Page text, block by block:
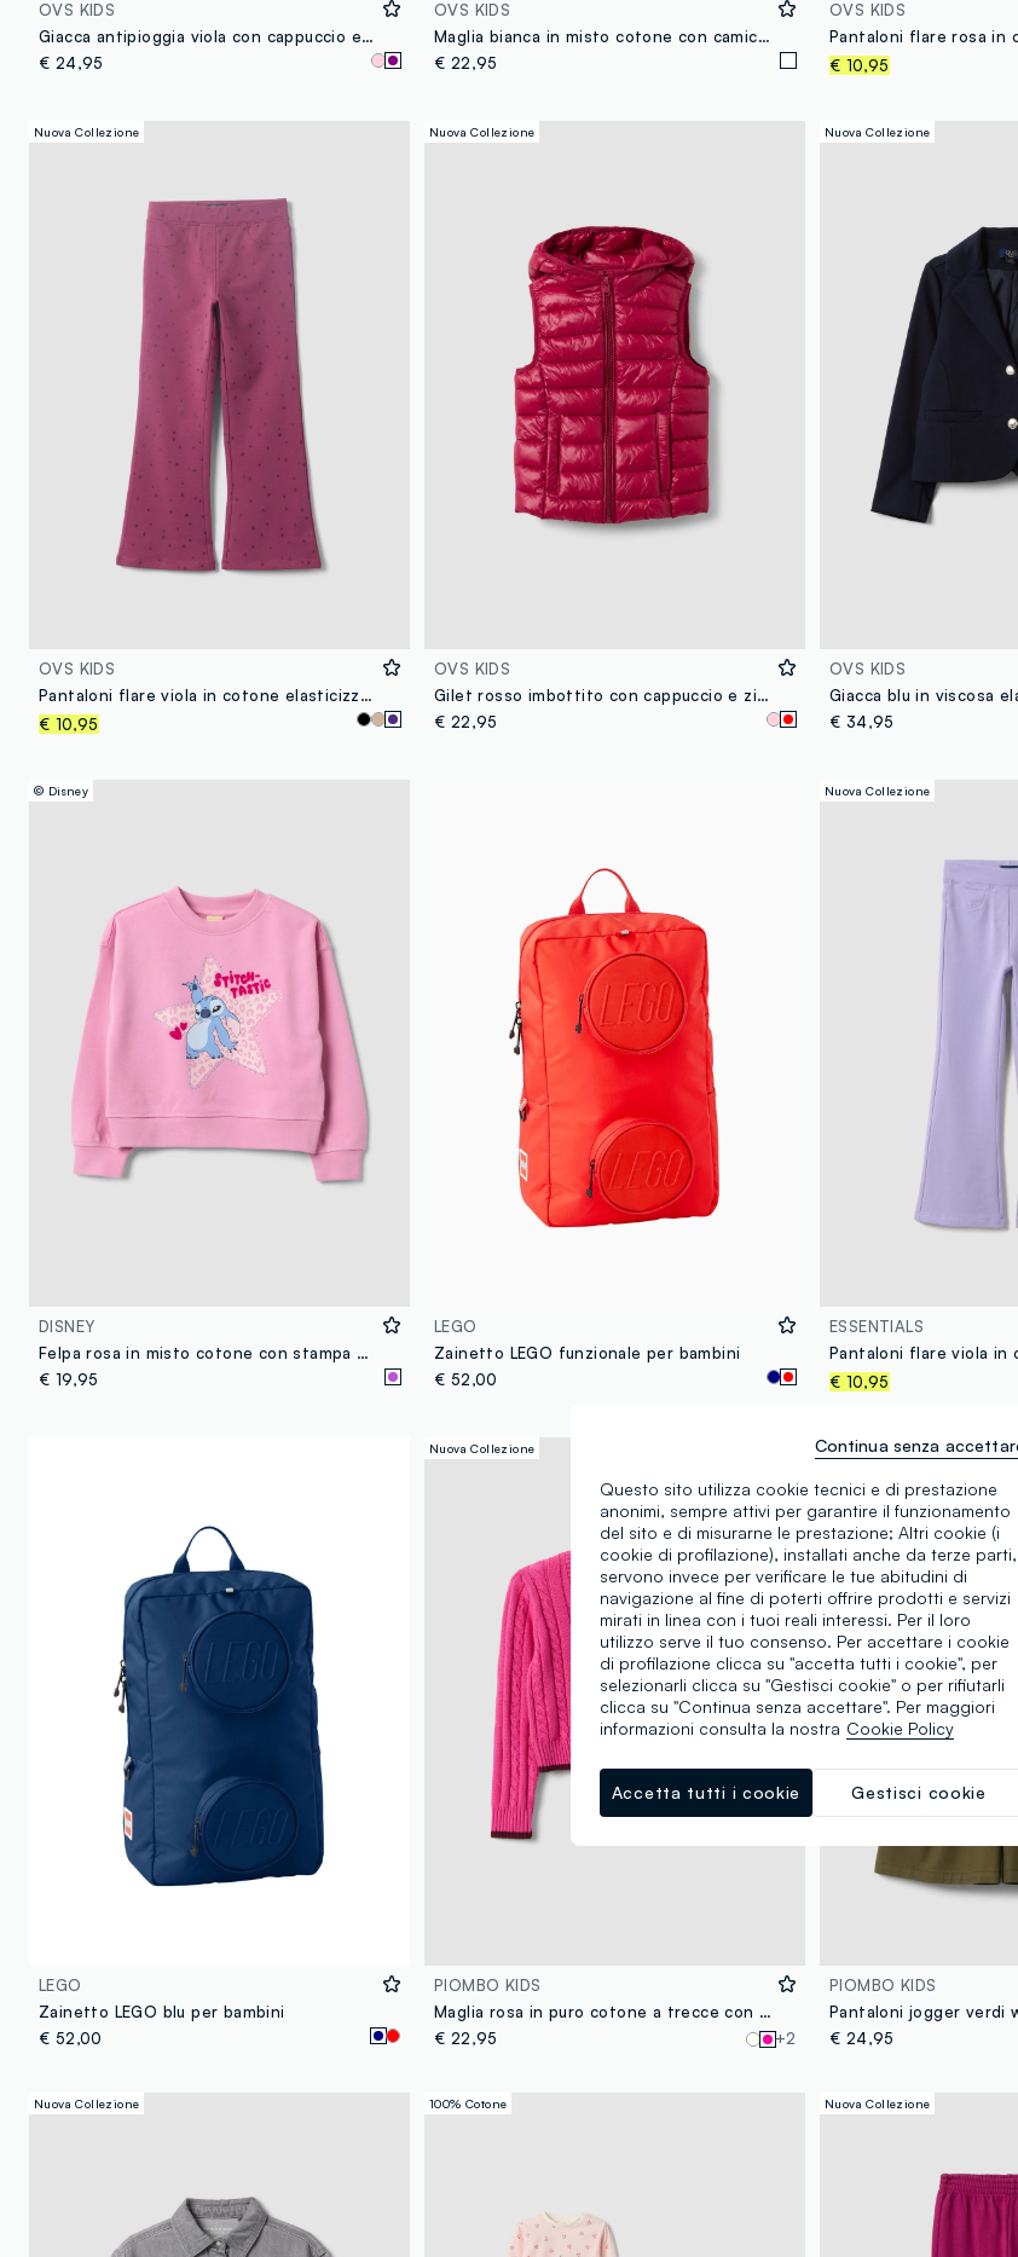
OVS KIDS
Giacca antipioggia viola con cappuccio e zip per bambina regular fit
€ 24,95
OVS KIDS
Maglia bianca in misto cotone con camicia over fit per bambina
€ 22,95
OVS KIDS
€ 10,95
Nuova Collezione
OVS KIDS
Pantaloni flare viola in cotone elasticizzato con fantasia stelle per bambina
€ 10,95
Nuova Collezione
OVS KIDS
Gilet rosso imbottito con cappuccio e zip per bambina
€ 22,95
Nuova Collezione
OVS KIDS
€ 34,95
© Disney
DISNEY
Felpa rosa in misto cotone con stampa frontale Lilo & Stitch per bambina
€ 19,95
LEGO
Zainetto LEGO funzionale per bambini
€ 52,00
Nuova Collezione
ESSENTIALS
Pantaloni flare viola in
€ 10,95
LEGO
Zainetto LEGO blu per bambini
€ 52,00
Nuova Collezione
PIOMBO KIDS
Maglia rosa in puro cotone a trecce con scollo a V per bambina
€ 22,95
+2
Nuova Collezione
PIOMBO KIDS
€ 24,95
Nuova Collezione 100% Cotone Nuova Collezione
Questo sito utilizza cookie tecnici e di prestazione
anonimi, sempre attivi per garantire il funzionamento
del sito e di misurarne le prestazione; Altri cookie (i
cookie di profilazione), installati anche da terze parti,
servono invece per verificare le tue abitudini di
navigazione al fine di poterti offrire prodotti e servizi
mirati in linea con i tuoi reali interessi. Per il loro
utilizzo serve il tuo consenso. Per accettare i cookie
di profilazione clicca su "accetta tutti i cookie", per
selezionarli clicca su "Gestisci cookie" o per rifiutarli
clicca su "Continua senza accettare". Per maggiori
informazioni consulta la nostra Cookie Policy
Gestisci cookie
Accetta tutti i cookie
Continua senza